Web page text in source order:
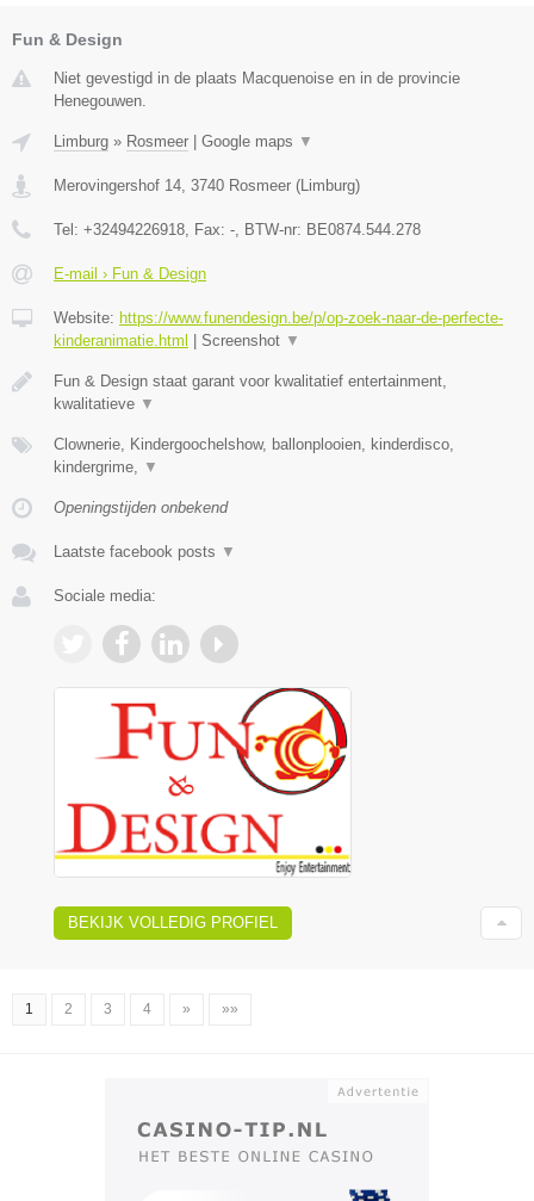
Fun & Design
Niet gevestigd in de plaats Macquenoise en in de provincie
Henegouwen.
Limburg » Rosmeer | Google maps ▼
Merovingershof 14 3740 Rosmeer (Limburg)
Tel: +32494226918 , Fax: - , BTW-nr: BE0874.544.278
E-mail › Fun & Design
Website: https://www.funendesign.be/p/op-zoek-naar-de-perfecte-
kinderanimatie.html | Screenshot ▼
Fun & Design staat garant voor kwalitatief entertainment,
kwalitatieve ▼
Clownerie, Kindergoochelshow, ballonplooien, kinderdisco,
kindergrime,
▼
Openingstijden onbekend
Laatste facebook posts ▼
Sociale media:
BEKIJK VOLLEDIG PROFIEL
1 2 3 4 » »»